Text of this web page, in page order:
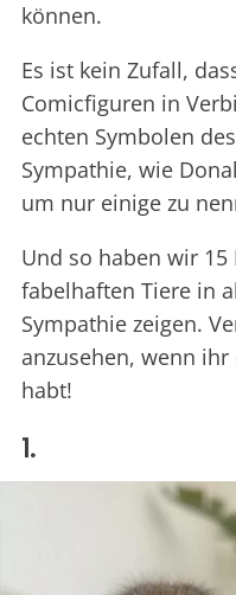
können.
Es ist kein Zufall,
Comicfiguren in
echten Symbolen
Sympathie, wie
um nur einige zu
Und so haben wir
fabelhaften Tiere in
Sympathie zeigen.
anzusehen, wenn
habt!
1.